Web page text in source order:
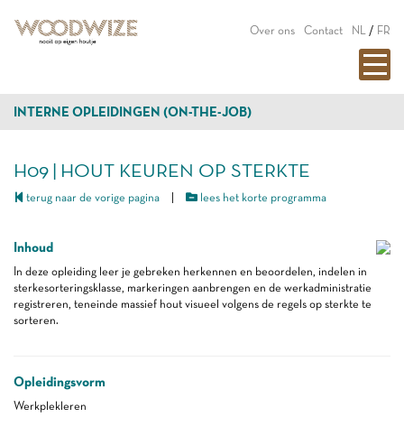
Over ons Contact NL / FR
INTERNE OPLEIDINGEN (ON-THE-JOB)
H09 | HOUT KEUREN OP STERKTE
terug naar de vorige pagina lees het korte programma
Inhoud
In deze opleiding leer je gebreken herkennen en beoordelen, indelen in
sterkesorteringsklasse, markeringen aanbrengen en de werkadministratie
registreren, teneinde massief hout visueel volgens de regels op sterkte te
sorteren.
Opleidingsvorm
Werkplekleren